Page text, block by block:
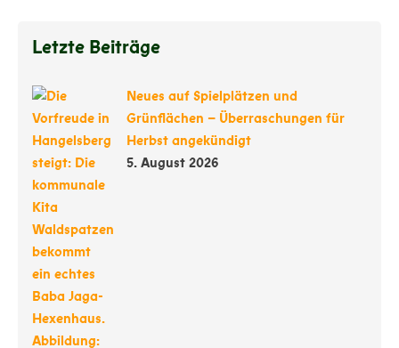
Letzte Beiträge
Neues auf Spielplätzen und
Grünflächen – Überraschungen für
Herbst angekündigt
5. August 2026